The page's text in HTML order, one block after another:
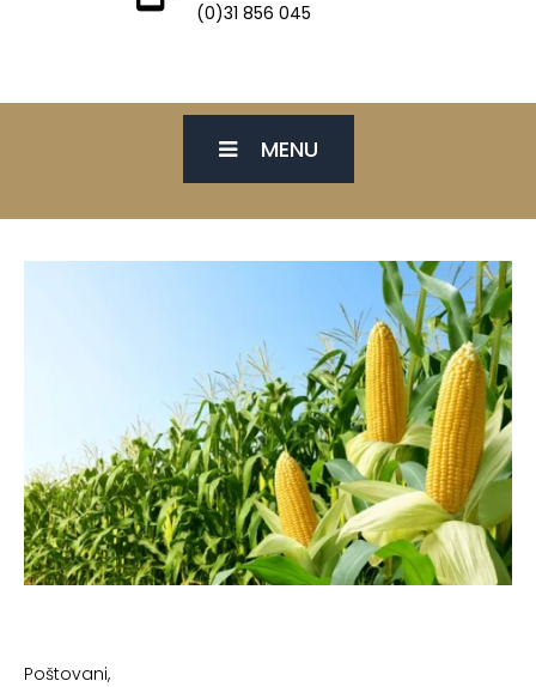
(0)31 856 045
MENU
Poštovani,